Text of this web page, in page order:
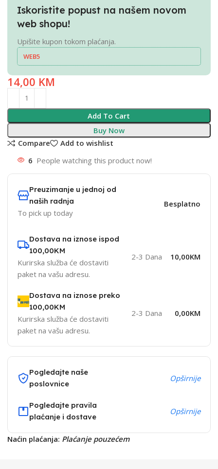
Iskoristite popust na našem novom
web shopu!
Upišite kupon tokom plaćanja.
WEB5
14,00 KM
Add To Cart
Buy Now
Compare
Add to wishlist
6 People watching this product now!
Preuzimanje u jednoj od
naših radnja
To pick up today
Besplatno
Dostava na iznose ispod
100,00KM
Kurirska služba će dostaviti
paket na vašu adresu.
2-3 Dana 10,00KM
Dostava na iznose preko
100,00KM
Kurirska služba će dostaviti
paket na vašu adresu.
2-3 Dana 0,00KM
Pogledajte naše
poslovnice
Opširnije
Pogledajte pravila
plaćanje i dostave
Opširnije
Naćin plaćanja: Plaćanje pouzećem